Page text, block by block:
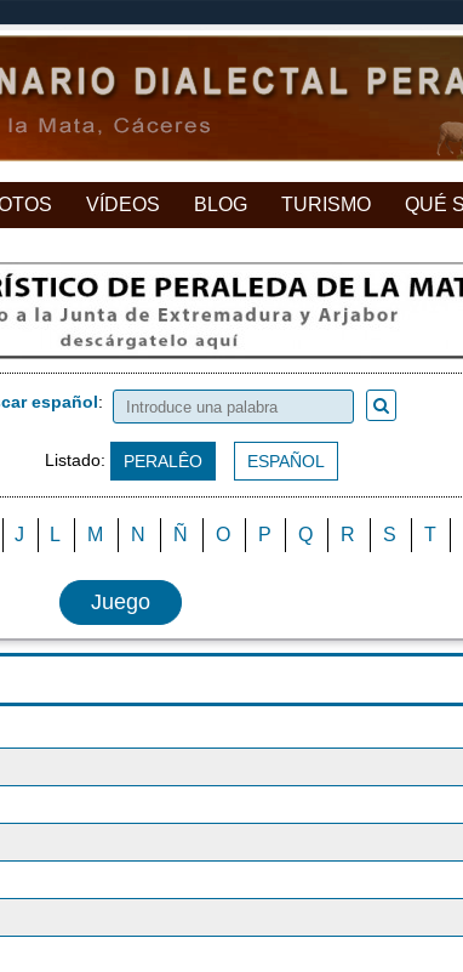
VÍDEOS BLOG TURISMO QUÉ
español:
Listado: PERALÊO ESPAÑOL
J L M N Ñ O P Q R S T
Juego